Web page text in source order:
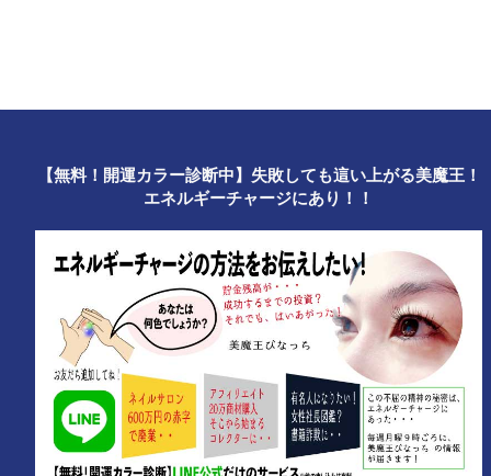
【無料！開運カラー診断中】失敗しても這い上がる美魔王！
エネルギーチャージにあり！！